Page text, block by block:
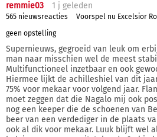
remmie03 1 j geleden
565 nieuwsreacties
Voorspel nu Excelsior
geen opstelling
Supernieuws, gegroeid van leuk om
man naar misschien wel de meest
Multifunctioneel inzetbaar en ook
Hiermee lijkt de achilleshiel van dit
75% voor mekaar voor volgend jaar.
moet zeggen dat die Nagalo mij ook
nog een keeper die de schoenen van
beer van een verdediger in de plaats
ook al dik voor mekaar. Luuk blijft wel